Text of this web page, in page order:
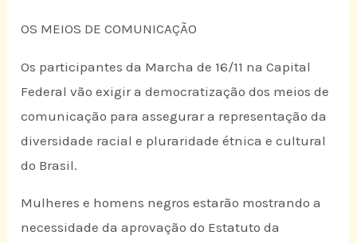
OS MEIOS DE COMUNICAÇÃO
Os participantes da Marcha de 16/11 na Capital
Federal vão exigir a democratização dos meios de
comunicação para assegurar a representação da
diversidade racial e pluraridade étnica e cultural
do Brasil.
Mulheres e homens negros estarão mostrando a
necessidade da aprovação do Estatuto da